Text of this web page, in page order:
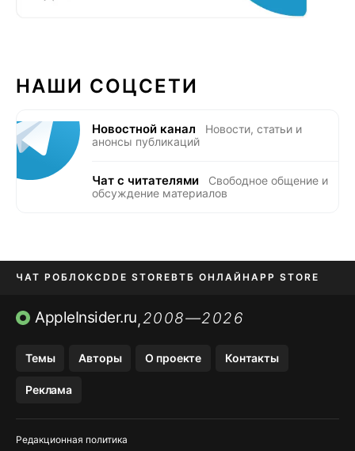
НАШИ СОЦСЕТИ
Новостной канал
Новости, статьи и
анонсы публикаций
Чат с читателями
Свободное общение и
обсуждение материалов
ЧАТ РОБЛОКСDDE STOREВТБ ОНЛАЙН APP STORE
OZON БАНК KAKAOTALK И BIP
AppleInsider.ru,2008—2026
Темы Авторы О проекте Контакты
Реклама
Редакционная политика